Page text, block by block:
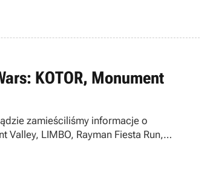
KOTOR, Monument
zamieściliśmy informacje o
LIMBO, Rayman Fiesta Run,